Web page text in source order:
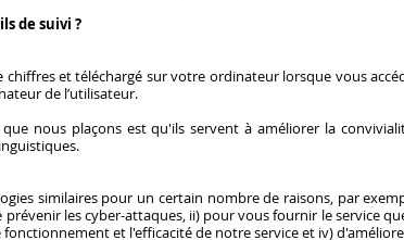
de suivi ?
et téléchargé sur votre ordinateur lorsque vous
de l’utilisateur.
nous plaçons est qu'ils servent à améliorer la
similaires pour un certain nombre de raisons, par
les cyber-attaques, ii) pour vous fournir le service
et l'efficacité de notre service et iv)